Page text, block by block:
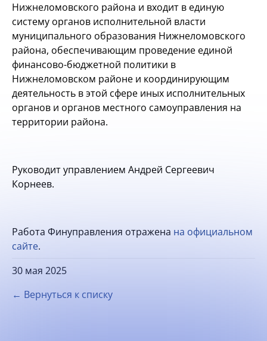
Нижнеломовского района и входит в единую
систему органов исполнительной власти
муниципального образования Нижнеломовского
района, обеспечивающим проведение единой
финансово-бюджетной политики в
Нижнеломовском районе и координирующим
деятельность в этой сфере иных исполнительных
органов и органов местного самоуправления на
территории района.
Руководит управлением Андрей Сергеевич
Корнеев.
Работа Финуправления отражена на официальном
сайте.
30 мая 2025
← Вернуться к списку